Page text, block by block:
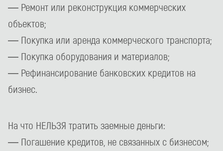
— Ремонт или реконструкция коммерческих
объектов;
— Покупка или аренда коммерческого транспорта;
— Покупка оборудования и материалов;
— Рефинансирование банковских кредитов на
бизнес.
На что НЕЛЬЗЯ тратить заемные деньги:
— Погашение кредитов, не связанных с бизнесом;